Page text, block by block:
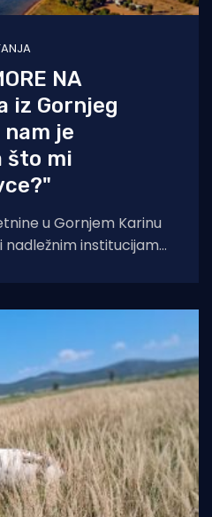
NA
iz Gornjeg
nam je
što mi
u Gornjem Karinu
institucijama